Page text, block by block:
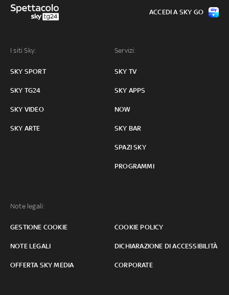
I siti Sky:
SKY SPORT
SKY TG24
SKY VIDEO
SKY ARTE
Servizi:
SKY TV
SKY APPS
NOW
SKY BAR
SPAZI SKY
PROGRAMMI
Note legali:
GESTIONE COOKIE COOKIE POLICY
NOTE LEGALI DICHIARAZIONE DI ACCESSIBILITÀ
OFFERTA SKY MEDIA CORPORATE
ACCEDI A SKY GO